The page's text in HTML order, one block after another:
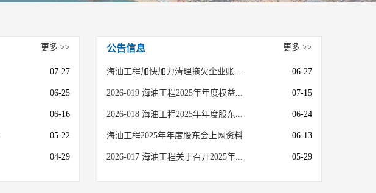
更多 >>
07-27
06-25
06-16
05-22
04-29
公告信息 更多 >>
海油工程加快加力清理拖欠企业账... 06-27
2026-019 海油工程2025年年度权益... 07-15
2026-018 海油工程2025年年度股东... 06-24
海油工程2025年年度股东会上网资料 06-13
2026-017 海油工程关于召开2025年... 05-29